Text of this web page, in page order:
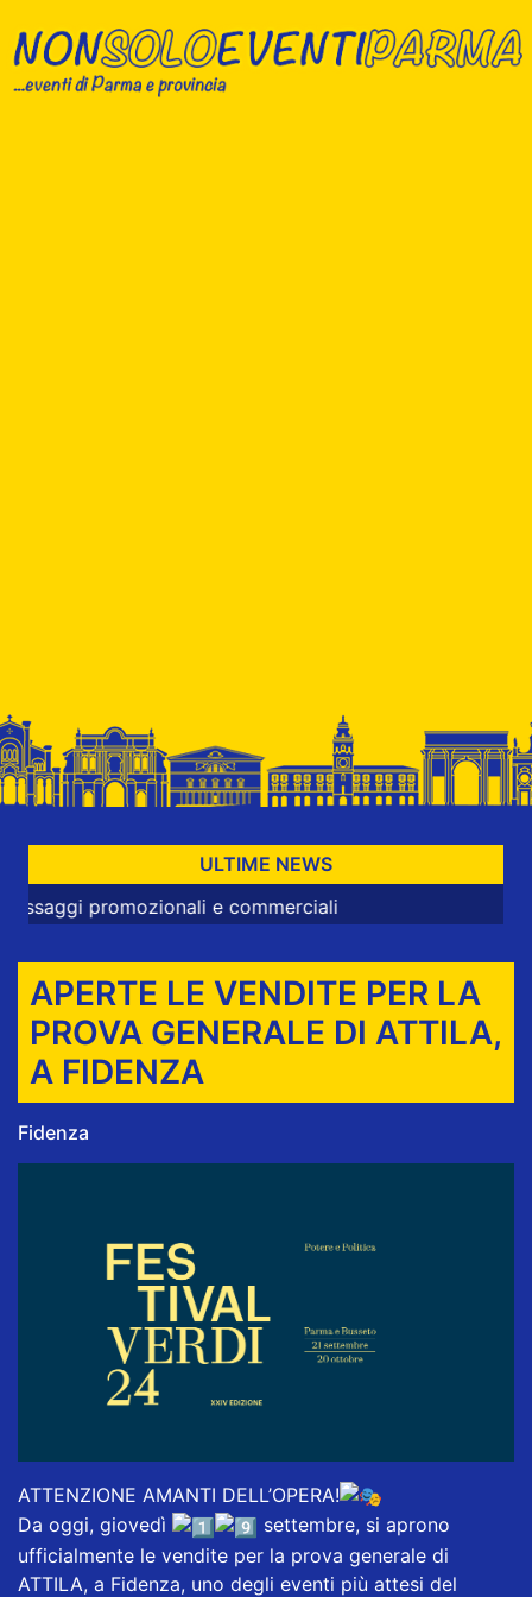
ULTIME NEWS
promozionali e commerciali
APERTE LE VENDITE PER LA
PROVA GENERALE DI ATTILA,
A FIDENZA
Fidenza
ATTENZIONE AMANTI DELL’OPERA!
Da oggi, giovedì
settembre, si aprono
ufficialmente le vendite per la prova generale di
ATTILA, a Fidenza, uno degli eventi più attesi del